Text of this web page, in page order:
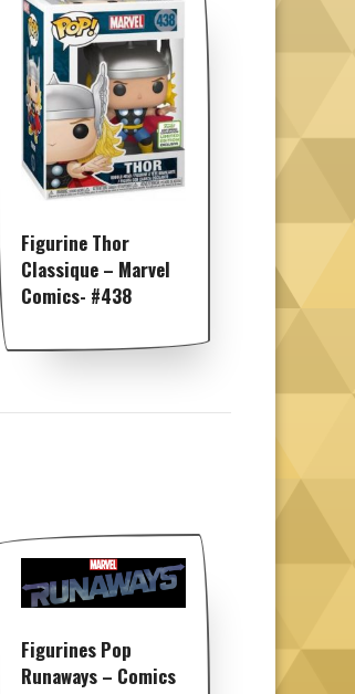
Figurine Thor
Classique – Marvel
Comics- #438
Figurines Pop
Runaways – Comics